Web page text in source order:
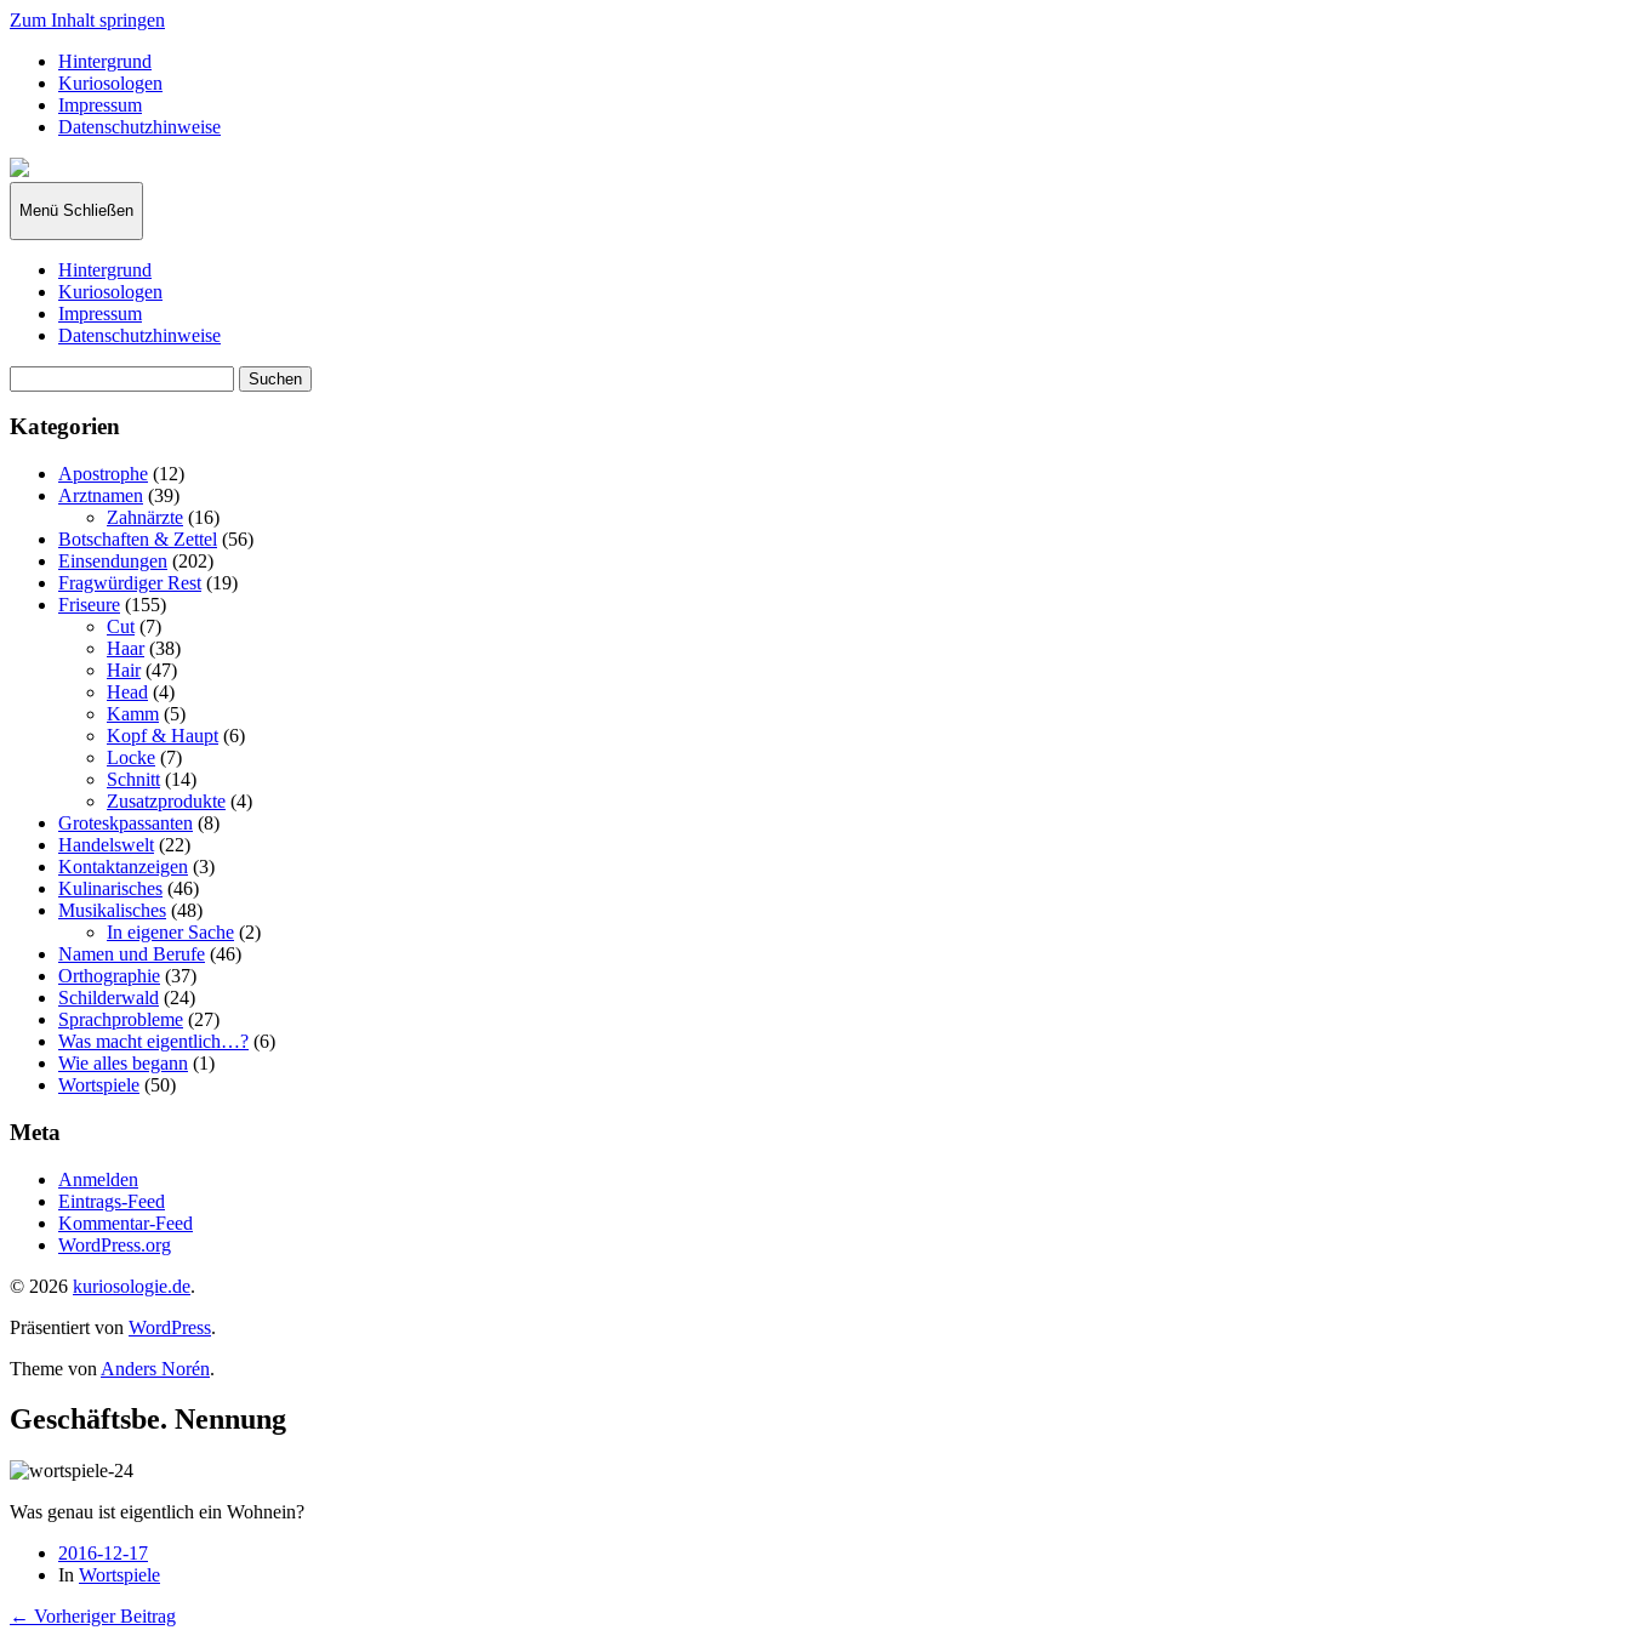
Zum Inhalt springen
Hintergrund
Kuriosologen
Impressum
Datenschutzhinweise
kuriosologie.de
Menü Schließen
Hintergrund
Kuriosologen
Impressum
Datenschutzhinweise
nach:
Kategorien
Apostrophe (12)
Arztnamen (39)
Zahnärzte (16)
Botschaften & Zettel (56)
Einsendungen (202)
Fragwürdiger Rest (19)
Friseure (155)
Cut (7)
Haar(38)
Hair(47)
Head (4)
Kamm (5)
Kopf & Haupt (6)
Locke (7)
Schnitt (14)
Zusatzprodukte (4)
Groteskpassanten (8)
Handelswelt (22)
Kontaktanzeigen (3)
Kulinarisches (46)
Musikalisches (48)
In eigener Sache (2)
Namen und Berufe (46)
Orthographie (37)
Schilderwald (24)
Sprachprobleme (27)
Was macht eigentlich…? (6)
Wie alles begann (1)
Wortspiele (50)
Meta
Anmelden
Eintrags-Feed
Kommentar-Feed
WordPress.org
© 2026 kuriosologie.de.
Präsentiert von WordPress.
Theme von Anders Norén.
Geschäftsbe. Nennung
Was genau ist eigentlich ein Wohnein?
2016-12-17
In Wortspiele
← Vorheriger Beitrag